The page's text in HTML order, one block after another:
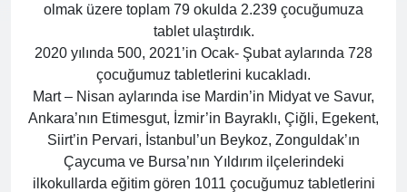
olmak üzere toplam 79 okulda 2.239 çocuğumuza
tablet ulaştırdık.
2020 yılında 500, 2021’in Ocak- Şubat aylarında 728
çocuğumuz tabletlerini kucakladı.
Mart – Nisan aylarında ise Mardin’in Midyat ve Savur,
Ankara’nın Etimesgut, İzmir’in Bayraklı, Çiğli, Egekent,
Siirt’in Pervari, İstanbul’un Beykoz, Zonguldak’ın
Çaycuma ve Bursa’nın Yıldırım ilçelerindeki
ilkokullarda eğitim gören 1011 çocuğumuz tabletlerini